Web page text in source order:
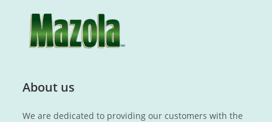
About us
We are dedicated to providing our customers with the